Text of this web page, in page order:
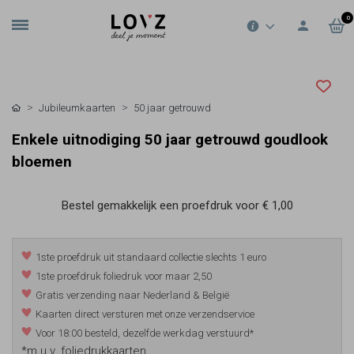
0
Jubileumkaarten 50 jaar getrouwd
Enkele uitnodiging 50 jaar getrouwd goudlook
bloemen
Bestel gemakkelijk een proefdruk voor € 1,00
1ste proefdruk uit standaard collectie slechts 1 euro
1ste proefdruk foliedruk voor maar 2,50
Gratis verzending naar Nederland & België
Kaarten direct versturen met onze verzendservice
Voor 18:00 besteld, dezelfde werkdag verstuurd*
*m.u.v. foliedrukkaarten